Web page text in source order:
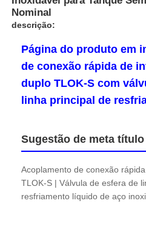
Nominal
descrição:
Página do produto em
de conexão rápida de
duplo TLOK-S com
linha principal de
Sugestão de meta título
Acoplamento de conexão
TLOK-S | Válvula de esfera de
resfriamento líquido de aço